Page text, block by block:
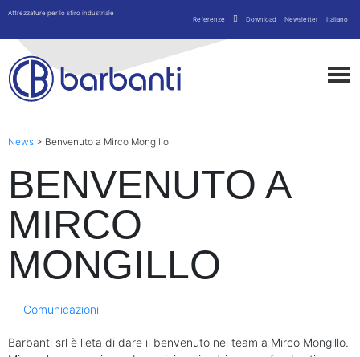
Attrezzature per lo stiro industriale
Referenze
Download Newsletter Italiano
News > Benvenuto a Mirco Mongillo
BENVENUTO A
MIRCO
MONGILLO
Comunicazioni
Barbanti srl è lieta di dare il benvenuto nel team a Mirco Mongillo.